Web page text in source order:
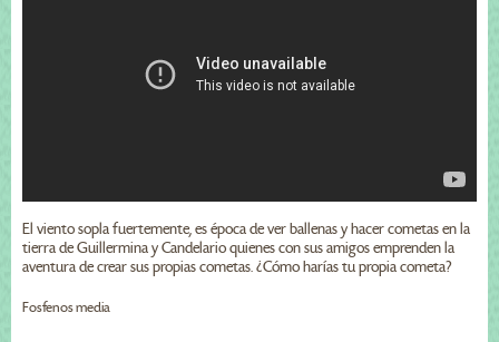
El viento sopla fuertemente, es época de ver ballenas y hacer cometas en la
tierra de Guillermina y Candelario quienes con sus amigos emprenden la
aventura de crear sus propias cometas. ¿Cómo harías tu propia cometa?
Fosfenos media